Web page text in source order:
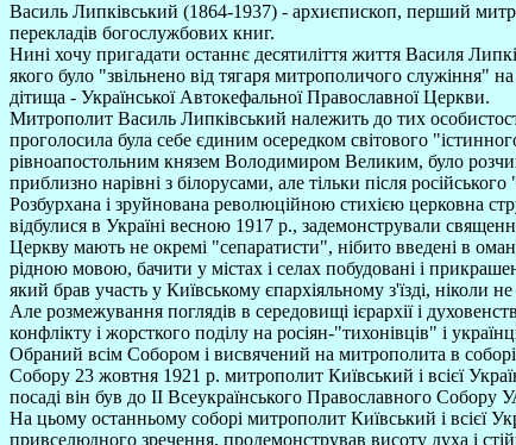
Василь Липківський (1864-1937) - архиєпископ, перший
перекладів богослужбових книг.
Нині хочу пригадати останнє десятиліття життя Василя
якого було "звільнено від тягаря митрополичого
дітища - Української Автокефальної Православної Церкви.
Митрополит Василь Липківський належить до тих
проголосила була себе єдиним осередком світового
рівноапостольним князем Володимиром Великим, було
приблизно нарівні з білорусами, але тільки після
Розбурхана і зруйнована революційною стихією церковна
відбулися в Україні весною 1917 р., задемонстрували
Церкву мають не окремі "сепаратисти", нібито введені в
рідною мовою, бачити у містах і селах побудовані і
який брав участь у Київському єпархіяльному з'їзді, ніколи
Але розмежування поглядів в середовищі ієрархії і
конфлікту і жорсткого поділу на росіян-"тихонівців" і
Обраний всім Собором і висвячений на митрополита в соборі
Собору 23 жовтня 1921 р. митрополит Київський і всієї
посаді він був до ІІ Всеукраїнського Православного
На цьому останньому соборі митрополит Київський і всієї
привселюдного зречення, продемонстрував висоту духа і